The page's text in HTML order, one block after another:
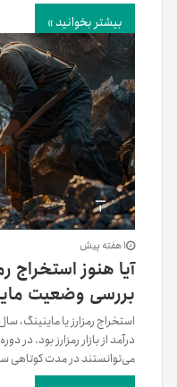
بیشتر بخوانید »
1 هفته پیش
آیا هنوز استخراج
بررسی وضعیت
استخراج رمزارز یا
درآمد از بازار رمزارز بود. در
می‌توانستند در مدت کوتاهی